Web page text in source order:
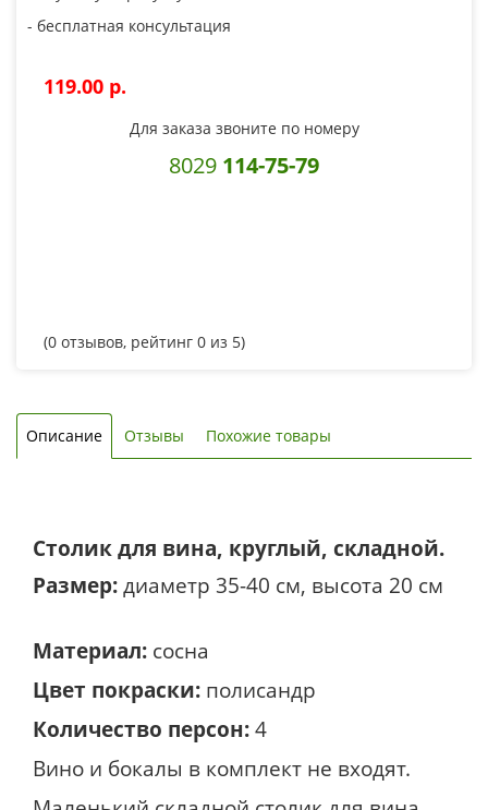
- бесплатная консультация
119.00 p.
Для заказа звоните по номеру
8029 114-75-79
(0 отзывов, рейтинг 0 из 5)
Описание Отзывы Похожие товары
Столик для вина, круглый, складной.
Размер: диаметр 35-40 см, высота 20 см
Материал: сосна
Цвет покраски: полисандр
Количество персон: 4
Вино и бокалы в комплект не входят.